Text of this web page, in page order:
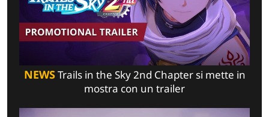
NEWSTrails in the Sky 2nd Chapter si mette in
mostra con un trailer